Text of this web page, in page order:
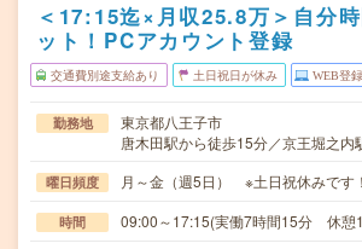
＜17:15迄×月収25.8万＞自分
ット！PCアカウント登録
交通費別途支給あり 土日祝日が休み WEB登
勤務地
東京都八王子市
唐木田駅から徒歩15分／京王堀之内
曜日頻度 月～金（週5日） ※土日祝休みです！
時間 09:00～17:15(実働7時間15分 休憩